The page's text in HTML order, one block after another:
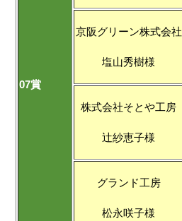
07賞
京阪グリーン株式会社
塩山秀樹様
株式会社そとや工房
辻紗恵子様
グランド工房
松永咲子様